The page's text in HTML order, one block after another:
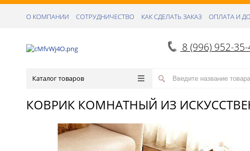
О КОМПАНИИ СОТРУДНИЧЕСТВО КАК СДЕЛАТЬ ЗАКАЗ ОПЛАТА И
8 (996) 952-
Каталог товаров
КОВРИК КОМНАТНЫЙ ИЗ